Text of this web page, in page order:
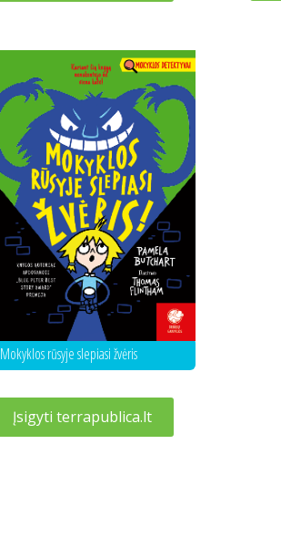
Mokyklos rūsyje slepiasi žvėris
Įsigyti terrapublica.lt